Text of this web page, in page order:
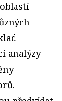
analýzy